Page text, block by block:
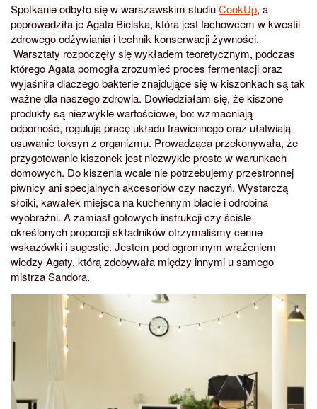
Spotkanie odbyło się w warszawskim studiuCookUp, a
poprowadziła je Agata Bielska, która jest fachowcem w kwestii
zdrowego odżywiania i technik konserwacji żywności.
Warsztaty rozpoczęły się wykładem teoretycznym, podczas
którego Agata pomogła zrozumieć proces fermentacji oraz
wyjaśniła dlaczego bakterie znajdujące się w kiszonkach są tak
ważne dla naszego zdrowia. Dowiedziałam się, że kiszone
produkty są niezwykle wartościowe, bo: wzmacniają
odporność, regulują pracę układu trawiennego oraz ułatwiają
usuwanie toksyn z organizmu. Prowadząca przekonywała, że
przygotowanie kiszonek jest niezwykle proste w warunkach
domowych. Do kiszenia wcale nie potrzebujemy przestronnej
piwnicy ani specjalnych akcesoriów czy naczyń. Wystarczą
słoiki, kawałek miejsca na kuchennym blacie i odrobina
wyobraźni. A zamiast gotowych instrukcji czy ściśle
określonych proporcji składników otrzymaliśmy cenne
wskazówki i sugestie. Jestem pod ogromnym wrażeniem
wiedzy Agaty, którą zdobywała między innymi u samego
mistrza Sandora.